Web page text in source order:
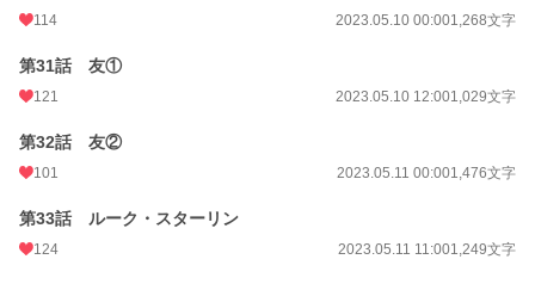
114 2023.05.10 00:001,268文字
第31話 友①
121 2023.05.10 12:001,029文字
第32話 友②
101 2023.05.11 00:001,476文字
第33話 ルーク・スターリン
124 2023.05.11 11:001,249文字